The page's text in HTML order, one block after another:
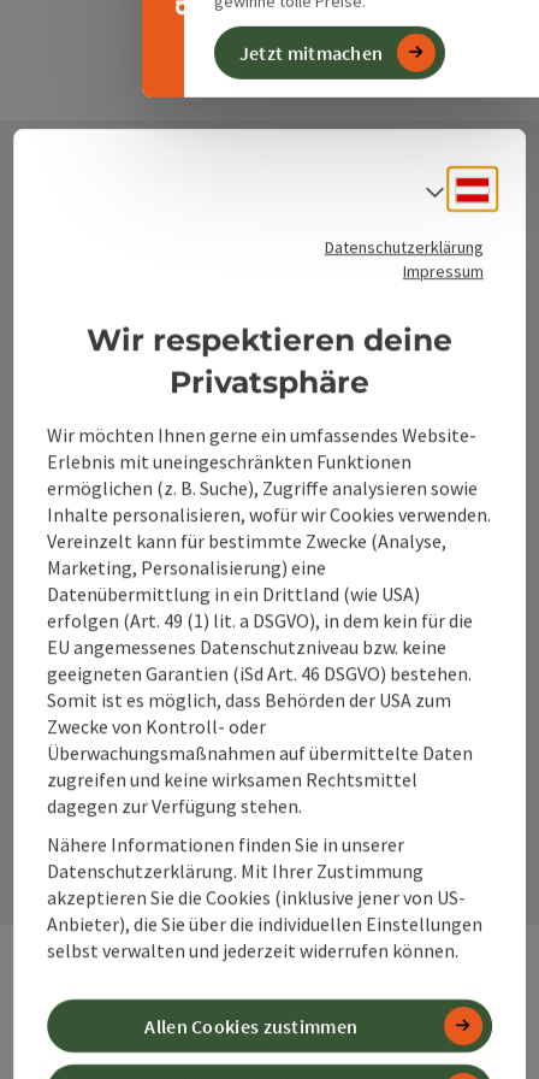
Jetzt mitmachen
Bahnhofstraße 2
4580 Windischgarsten
+43 50 360 360 360
info@360alpenland.com
InstagramFacebookYouTube
Kontaktformular
Webseiten
Datenschutzerklärung
Impressum
Wir respektieren deine
Privatsphäre
Wir möchten Ihnen gerne ein umfassendes Website-
Erlebnis mit uneingeschränkten Funktionen
ermöglichen (z. B. Suche), Zugriffe analysieren sowie
Inhalte personalisieren, wofür wir Cookies verwenden.
Vereinzelt kann für bestimmte Zwecke (Analyse,
Marketing, Personalisierung) eine
Datenübermittlung in ein Drittland (wie USA)
erfolgen (Art. 49 (1) lit. a DSGVO), in dem kein für die
EU angemessenes Datenschutzniveau bzw. keine
geeigneten Garantien (iSd Art. 46 DSGVO) bestehen.
Somit ist es möglich, dass Behörden der USA zum
Zwecke von Kontroll- oder
Überwachungsmaßnahmen auf übermittelte Daten
zugreifen und keine wirksamen Rechtsmittel
dagegen zur Verfügung stehen.
Nähere Informationen finden Sie in unserer
Datenschutzerklärung. Mit Ihrer Zustimmung
akzeptieren Sie die Cookies (inklusive jener von US-
Anbieter), die Sie über die individuellen Einstellungen
selbst verwalten und jederzeit widerrufen können.
Allen Cookies zustimmen